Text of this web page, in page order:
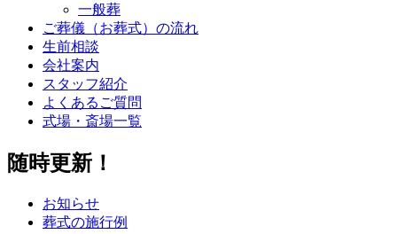
一般葬
ご葬儀（お葬式）の流れ
生前相談
会社案内
スタッフ紹介
よくあるご質問
式場・斎場一覧
随時更新！
お知らせ
葬式の施行例